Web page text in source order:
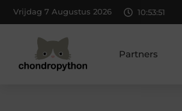
Vrijdag 7 Augustus 2026 10:53:52
Partners